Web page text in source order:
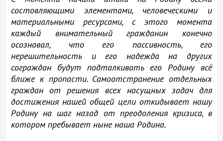
состовляющими элементами, человеческими и
материальными ресурсами, с этого момента
каждый внимательный гражданин конечно
осознавал, что его пассивность, его
нерешительность и его надежда на других
сограждан будут подталкивать его Родину всё
ближе к пропасти. Самоотстранение отдельных
граждан от решения всех насущных задач для
достижения нашей общей цели откидывает нашу
Родину на шаг назад от преодоления кризиса, в
котором пребывает ныне наша Родина.